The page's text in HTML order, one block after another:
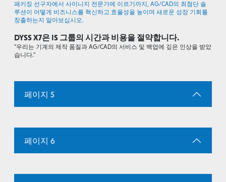
패키징 선구자에서 사이니지 전문가에 이르기까지, AG/CAD의 최첨단 솔
루션이 어떻게 비즈니스를 혁신하고 효율성을 높이며 새로운 성장 기회를
창출하는지 알아보십시오.
DYSS X7은 IS 그룹의 시간과 비용을 절약합니다.
"우리는 기계의 제작 품질과 AG/CAD의 서비스 및 백업에 깊은 인상을 받았
습니다."
페이지 5
페이지 6